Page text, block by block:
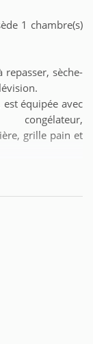
1 chambre(s)
repasser, sèche-
équipée avec
grille pain et